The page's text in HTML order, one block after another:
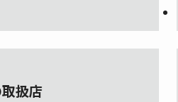
扱店